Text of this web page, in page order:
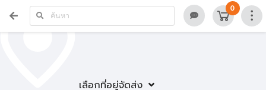
เลือกที่อยู่จัดส่ง
0